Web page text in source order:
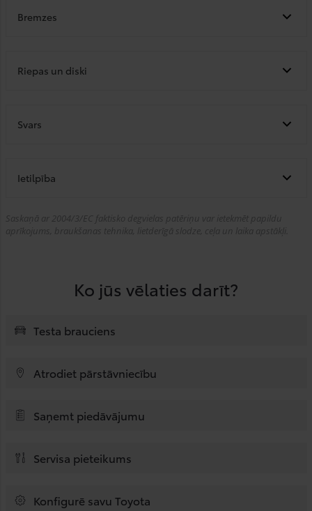
Bremzes
Riepas un diski
Svars
Ietilpība
Saskaņā ar 2004/3/EC faktisko degvielas patēriņu var ietekmēt papildu
aprīkojums, braukšanas tehnika, lietderīgā slodze, ceļa un laika apstākļi.
Ko jūs vēlaties darīt?
Testa brauciens
Atrodiet pārstāvniecību
Saņemt piedāvājumu
Servisa pieteikums
Konfigurē savu Toyota